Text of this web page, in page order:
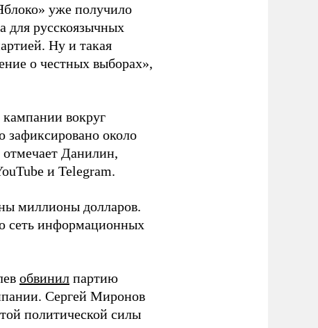
уже получило
для русскоязычных
Ну и такая
о честных выборах»,
вокруг
зафиксировано около
Данилин,
и Telegram.
миллионы долларов.
сеть информационных
обвинил партию
Сергей Миронов
политической силы